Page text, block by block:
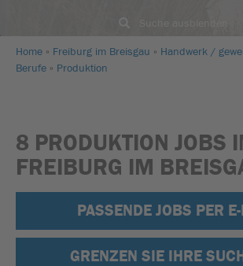
Home Freiburg im Breisgau
Handwerk /
Berufe
Produktion
8 PRODUKTION JOBS
FREIBURG IM
PASSENDE JOBS PER
GRENZEN SIE IHRE